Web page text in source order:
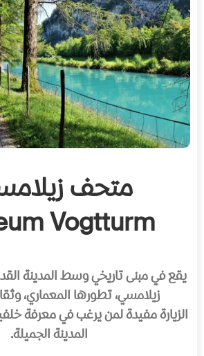
متحف
Vogtturm
يقع في مبنى تاريخي وسط المدينة
زيلامسي، تطورها المعماري،
الزيارة مفيدة لمن يرغب في معرفة
المدينة الجميلة.